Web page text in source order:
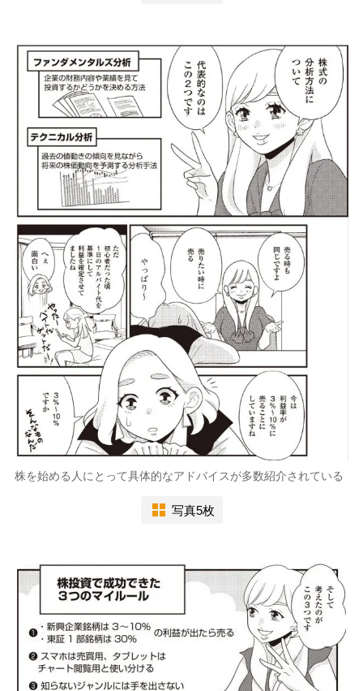
株を始める人にとって具体的なアドバイスが多数紹介されている
写真5枚